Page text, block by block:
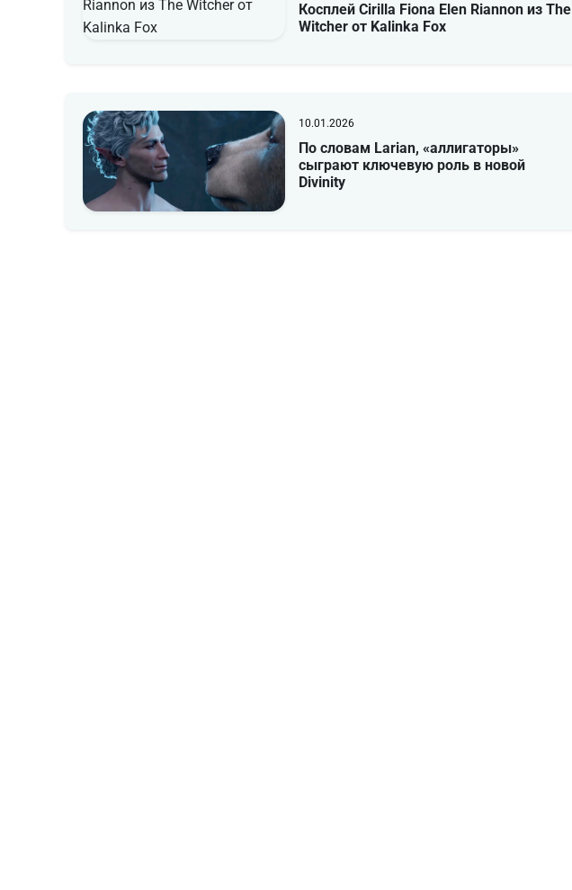
Косплей Cirilla Fiona Elen Riannon из The
Witcher от Kalinka Fox
10.01.2026
По словам Larian, «аллигаторы»
сыграют ключевую роль в новой
Divinity